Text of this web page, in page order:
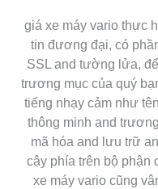
giá xe máy vario thực
tin đương đại, có
SSL and tường lửa,
trương mục của quý
tiếng nhạy cảm như
thông minh and
mã hóa and lưu trữ
cậy phía trên bộ phận
xe máy vario cũng